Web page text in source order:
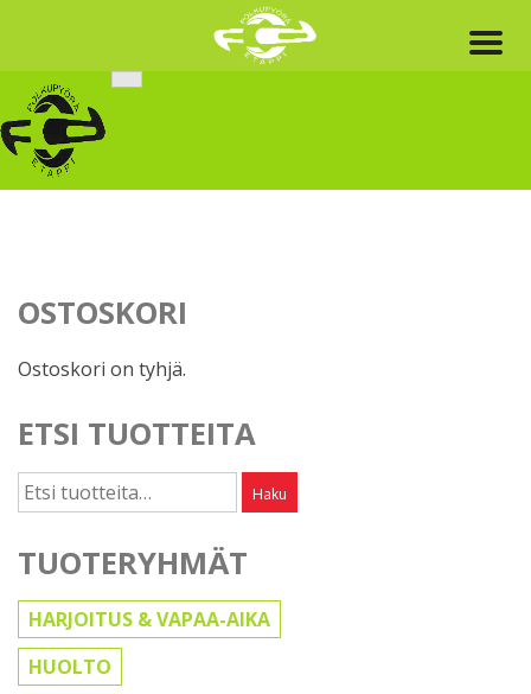
content
OSTOSKORI
Ostoskori on tyhjä.
ETSI TUOTTEITA
Etsi: Haku
TUOTERYHMÄT
HARJOITUS & VAPAA-AIKA
HUOLTO